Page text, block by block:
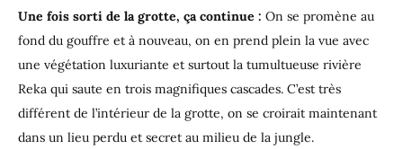
Une fois sorti de la grotte, ça continue : On se promène au
fond du gouffre et à nouveau, on en prend plein la vue avec
une végétation luxuriante et surtout la tumultueuse rivière
Reka qui saute en trois magnifiques cascades. C’est très
différent de l’intérieur de la grotte, on se croirait maintenant
dans un lieu perdu et secret au milieu de la jungle.